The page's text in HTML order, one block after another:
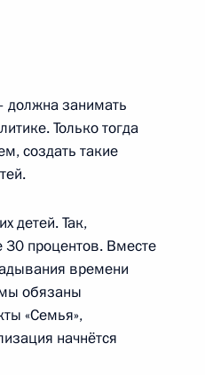
должна занимать
Только тогда
создать такие
детей. Так,
процентов. Вместе
времени
обязаны
«Семья»,
начнётся